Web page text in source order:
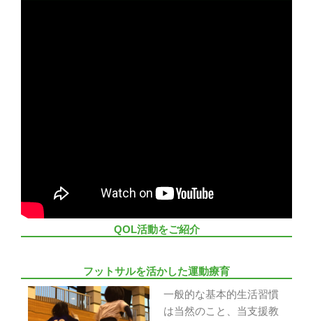
QOL活動をご紹介
フットサルを活かした運動療育
一般的な基本的生活習慣
は当然のこと、当支援教